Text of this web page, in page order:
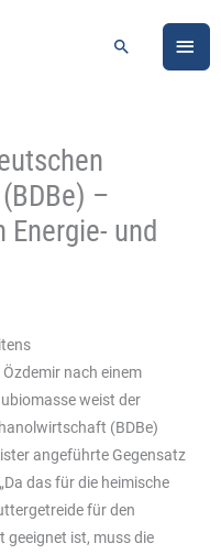
Suchen
–
und
nach einem
weist der
(BDBe)
angeführte Gegensatz
das für die heimische
für den
geeignet ist, muss die